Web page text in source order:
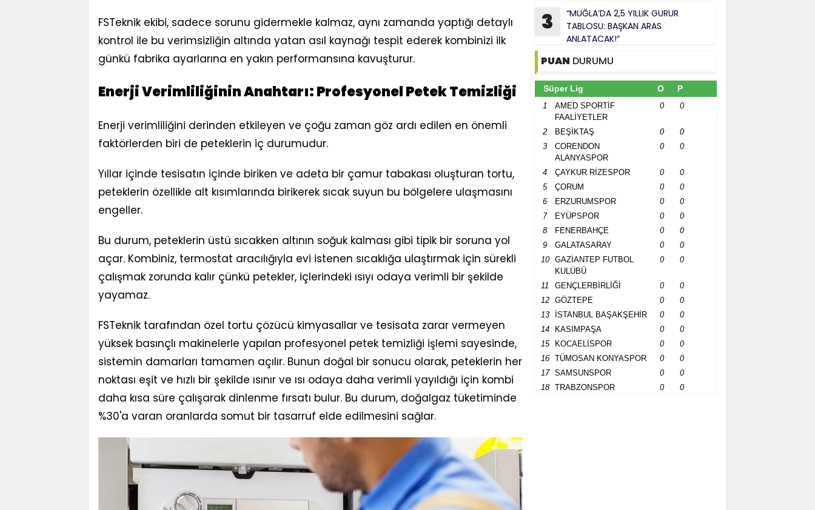
FSTeknik ekibi, sadece sorunu gidermekle kalmaz, aynı zamanda yaptığı detaylı
kontrol ile bu verimsizliğin altında yatan asıl kaynağı tespit ederek kombinizi ilk
günkü fabrika ayarlarına en yakın performansına kavuşturur.
Enerji Verimliliğinin Anahtarı: Profesyonel Petek Temizliği
Enerji verimliliğini derinden etkileyen ve çoğu zaman göz ardı edilen en önemli
faktörlerden biri de peteklerin iç durumudur.
Yıllar içinde tesisatın içinde biriken ve adeta bir çamur tabakası oluşturan tortu,
peteklerin özellikle alt kısımlarında birikerek sıcak suyun bu bölgelere ulaşmasını
engeller.
Bu durum, peteklerin üstü sıcakken altının soğuk kalması gibi tipik bir soruna yol
açar. Kombiniz, termostat aracılığıyla evi istenen sıcaklığa ulaştırmak için sürekli
çalışmak zorunda kalır çünkü petekler, içlerindeki ısıyı odaya verimli bir şekilde
yayamaz.
FSTeknik tarafından özel tortu çözücü kimyasallar ve tesisata zarar vermeyen
yüksek basınçlı makinelerle yapılan profesyonel petek temizliği işlemi sayesinde,
sistemin damarları tamamen açılır. Bunun doğal bir sonucu olarak, peteklerin her
noktası eşit ve hızlı bir şekilde ısınır ve ısı odaya daha verimli yayıldığı için kombi
daha kısa süre çalışarak dinlenme fırsatı bulur. Bu durum, doğalgaz tüketiminde
%30'a varan oranlarda somut bir tasarruf elde edilmesini sağlar.
3
“MUĞLA’DA 2,5 YILLIK GURUR
TABLOSU: BAŞKAN ARAS
ANLATACAK!”
PUAN DURUMU
Süper Lig O P
1
AMED SPORTİF
FAALİYETLER
0 0
2 BEŞİKTAŞ 0
0
3
CORENDON
ALANYASPOR
0 0
4 ÇAYKUR RİZESPOR 0
0
5
ÇORUM 0
0
6
ERZURUMSPOR 0
0
7
EYÜPSPOR 0
0
8
FENERBAHÇE 0
0
9
GALATASARAY 0
0
10
GAZİANTEP FUTBOL
KULÜBÜ
0 0
11 GENÇLERBİRLİĞİ 0
0
12
GÖZTEPE 0
0
13
İSTANBUL BAŞAKŞEHİR 0
0
14
KASIMPAŞA 0
0
15
KOCAELİSPOR 0
0
16
TÜMOSAN KONYASPOR 0
0
17
SAMSUNSPOR 0
0
18
TRABZONSPOR 0 0